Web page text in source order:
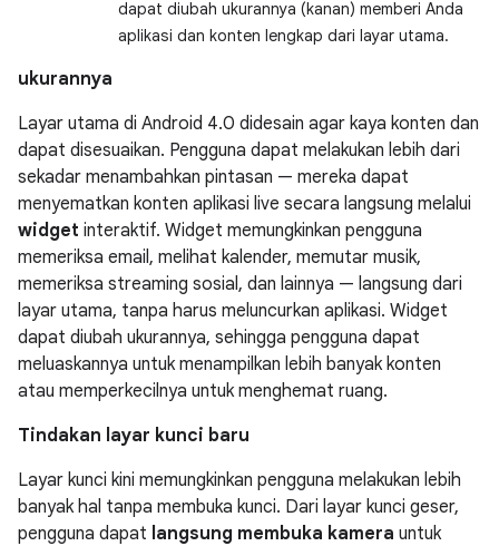
dapat diubah ukurannya (kanan) memberi Anda
aplikasi dan konten lengkap dari layar utama.
ukurannya
Layar utama di Android 4.0 didesain agar kaya konten dan
dapat disesuaikan. Pengguna dapat melakukan lebih dari
sekadar menambahkan pintasan — mereka dapat
menyematkan konten aplikasi live secara langsung melalui
widget interaktif. Widget memungkinkan pengguna
memeriksa email, melihat kalender, memutar musik,
memeriksa streaming sosial, dan lainnya — langsung dari
layar utama, tanpa harus meluncurkan aplikasi. Widget
dapat diubah ukurannya, sehingga pengguna dapat
meluaskannya untuk menampilkan lebih banyak konten
atau memperkecilnya untuk menghemat ruang.
Tindakan layar kunci baru
Layar kunci kini memungkinkan pengguna melakukan lebih
banyak hal tanpa membuka kunci. Dari layar kunci geser,
pengguna dapat langsung membuka kamera untuk